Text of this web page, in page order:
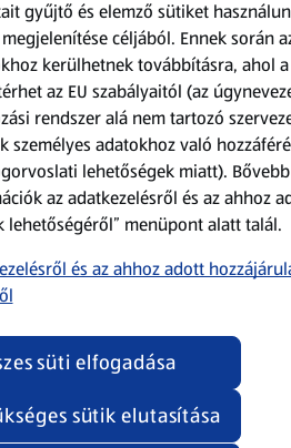
8
O.B.
Procomfort tampon,
64 darab
64 darabonként
(59,36 Ft/1 darabonként)
3 799,00 Ft
gyűjtő és elemző sütiket
céljából. Ennek során
kerülhetnek továbbításra, ahol a
az EU szabályaitól (az
rendszer alá nem tartozó
személyes adatokhoz való
lehetőségek miatt). Bővebb
az adatkezelésről és az ahhoz
lehetőségéről” menüpont alatt talál.
és az ahhoz adott
sütik elutasítása
süti elfogadása